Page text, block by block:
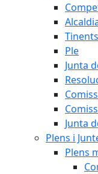
Ple
Junta
Junta
Plens i
Plens